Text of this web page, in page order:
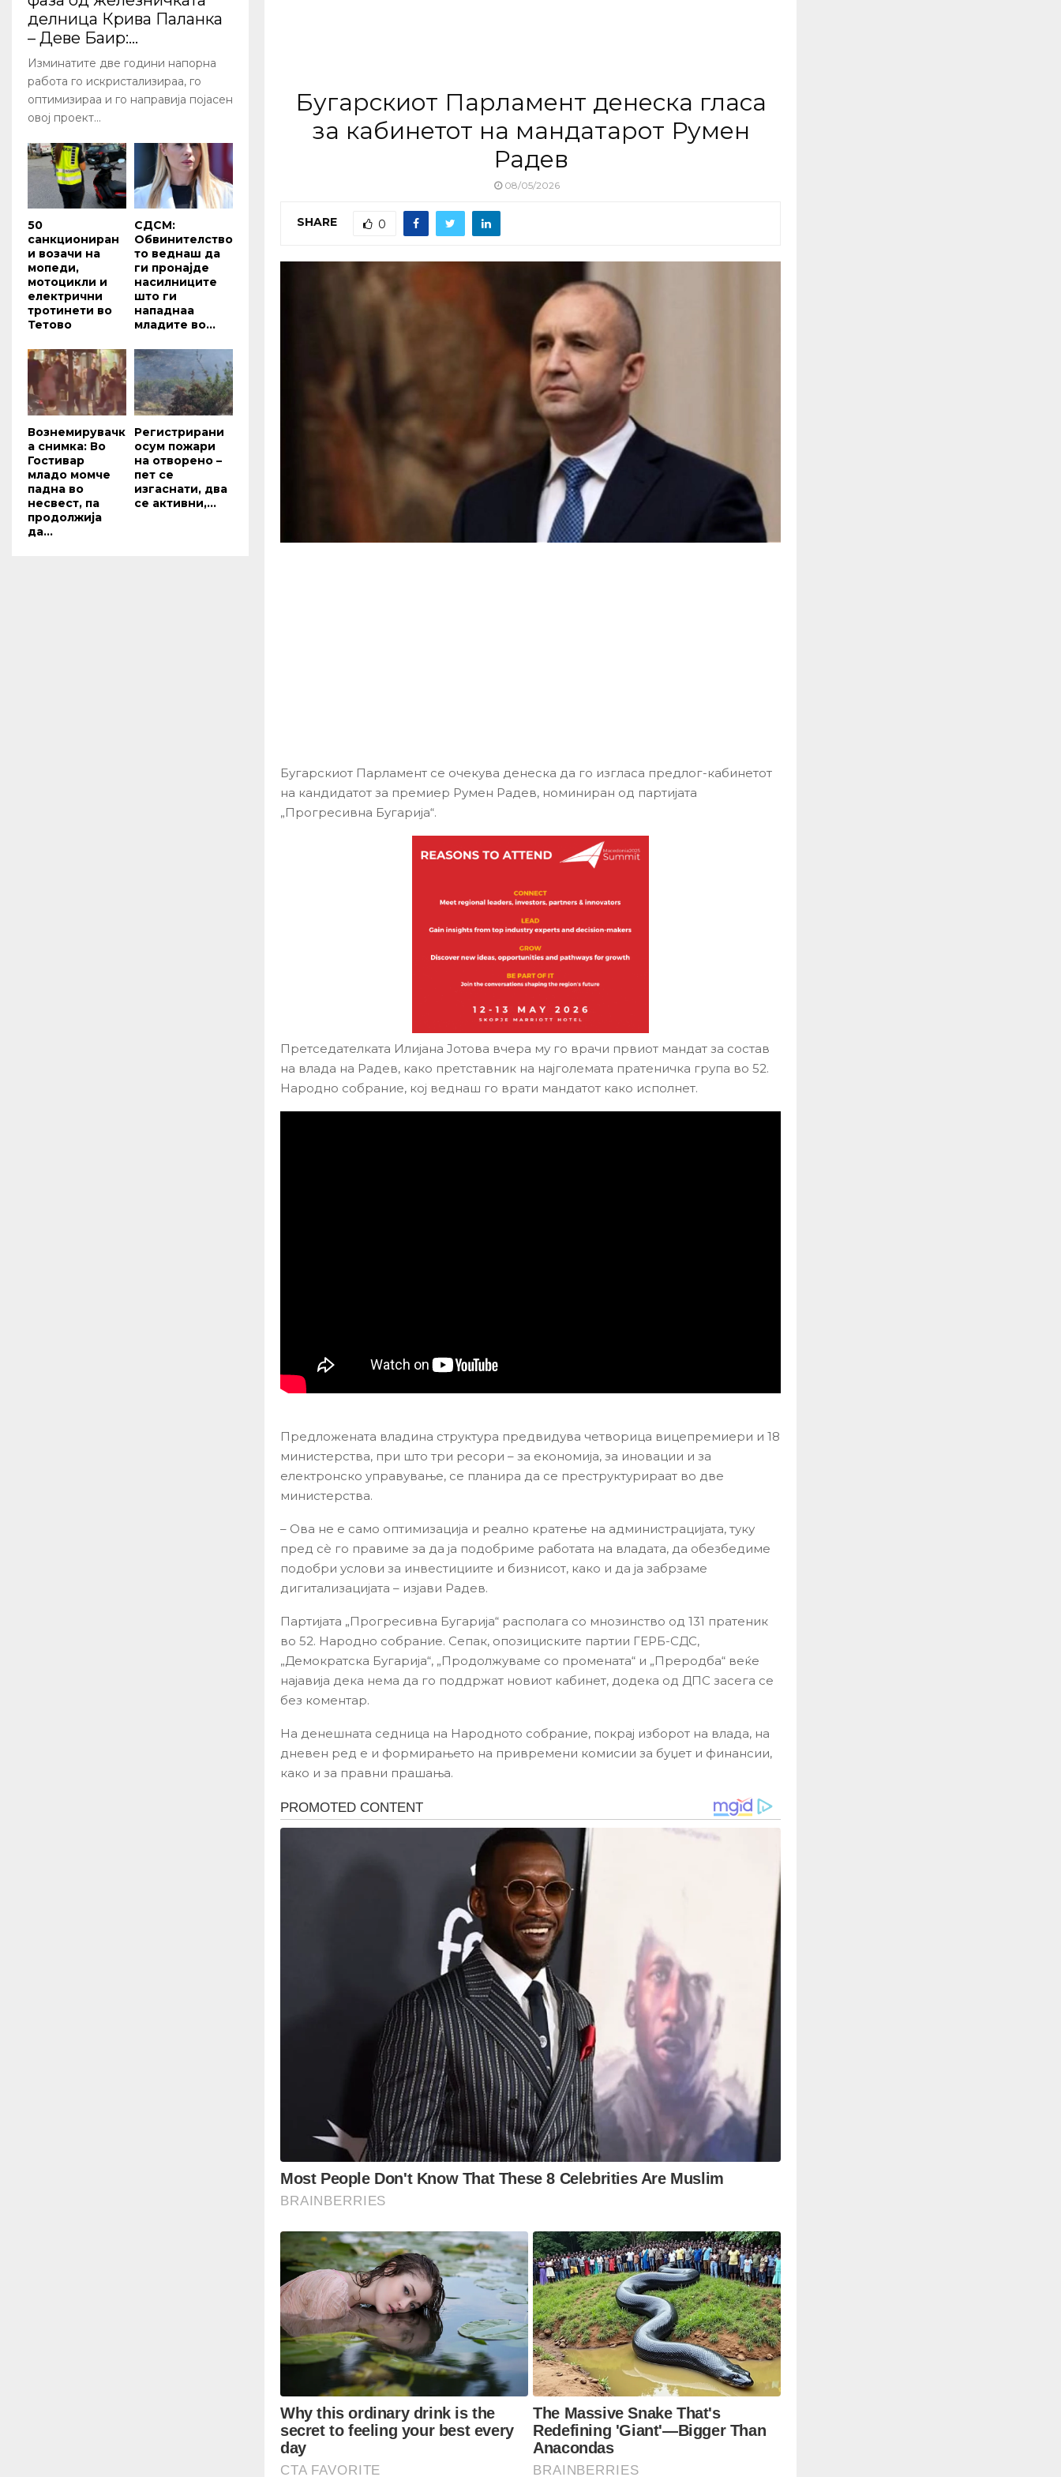
Бугарскиот Парламент денеска гласа
за кабинетот на мандатарот Румен
Радев
08/05/2026
SHARE 0
Бугарскиот Парламент се очекува денеска да го изгласа предлог-кабинетот
на кандидатот за премиер Румен Радев, номиниран од партијата
„Прогресивна Бугарија“.
Претседателката Илијана Јотова вчера му го врачи првиот мандат за состав
на влада на Радев, како претставник на најголемата пратеничка група во 52.
Народно собрание, кој веднаш го врати мандатот како исполнет.
Предложената владина структура предвидува четворица вицепремиери и 18
министерства, при што три ресори – за економија, за иновации и за
електронско управување, се планира да се преструктурираат во две
министерства.
– Ова не е само оптимизација и реално кратење на администрацијата, туку
пред сè го правиме за да ја подобриме работата на владата, да обезбедиме
подобри услови за инвестициите и бизнисот, како и да ја забрзаме
дигитализацијата – изјави Радев.
Партијата „Прогресивна Бугарија“ располага со мнозинство од 131 пратеник
во 52. Народно собрание. Сепак, опозициските партии ГЕРБ-СДС,
„Демократска Бугарија“, „Продолжуваме со промената“ и „Преродба“ веќе
најавија дека нема да го поддржат новиот кабинет, додека од ДПС засега се
без коментар.
На денешната седница на Народното собрание, покрај изборот на влада, на
дневен ред е и формирањето на привремени комисии за буџет и финансии,
како и за правни прашања.
делница Крива Паланка
– Деве Баир:...
Изминатите две години напорна
работа го искристализираа, го
оптимизираа и го направија појасен
овој проект...
50
санкциониран
и возачи на
мопеди,
мотоцикли и
електрични
тротинети во
Тетово
СДСМ:
Обвинителство
то веднаш да
ги пронајде
насилниците
што ги
нападнаа
младите во...
Вознемирувачк
а снимка: Во
Гостивар
младо момче
падна во
несвест, па
продолжија
да...
Регистрирани
осум пожари
на отворено –
пет се
изгаснати, два
се активни,...